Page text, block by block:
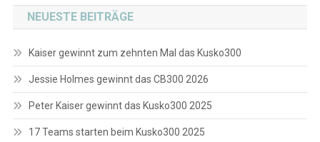
NEUESTE BEITRÄGE
Kaiser gewinnt zum zehnten Mal das Kusko300
Jessie Holmes gewinnt das CB300 2026
Peter Kaiser gewinnt das Kusko300 2025
17 Teams starten beim Kusko300 2025